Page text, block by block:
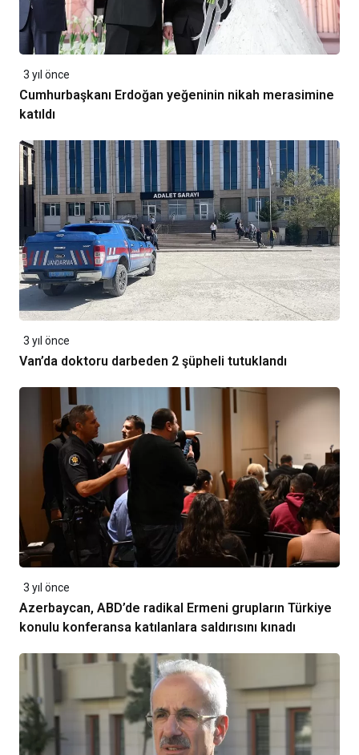
3 yıl önce
Cumhurbaşkanı Erdoğan yeğeninin nikah merasimine
katıldı
3 yıl önce
Van’da doktoru darbeden 2 şüpheli tutuklandı
3 yıl önce
Azerbaycan, ABD’de radikal Ermeni grupların Türkiye
konulu konferansa katılanlara saldırısını kınadı